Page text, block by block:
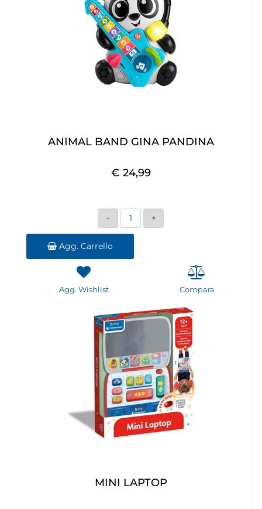
ANIMAL BAND GINA PANDINA
€ 24,99
Quantità
Agg. Carrello
Agg. Wishlist Compara
MINI LAPTOP